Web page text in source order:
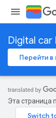
Digital car
Перейти в
Эта страница